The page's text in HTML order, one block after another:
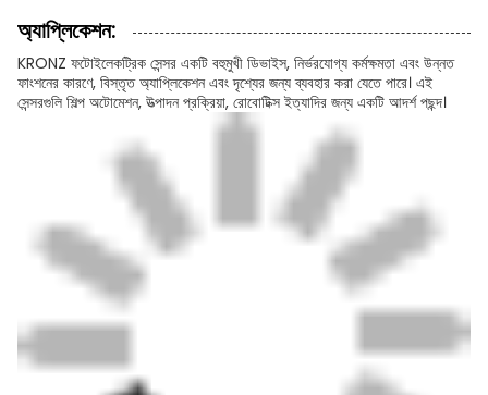
অ্যাপ্লিকেশন:
KRONZ ফটোইলেকট্রিক সেন্সর একটি বহুমুখী ডিভাইস, নির্ভরযোগ্য কর্মক্ষমতা এবং উন্নত
ফাংশনের কারণে, বিস্তৃত অ্যাপ্লিকেশন এবং দৃশ্যের জন্য ব্যবহার করা যেতে পারে। এই
সেন্সরগুলি শিল্প অটোমেশন, উত্পাদন প্রক্রিয়া, রোবোটিক্স ইত্যাদির জন্য একটি আদর্শ পছন্দ।